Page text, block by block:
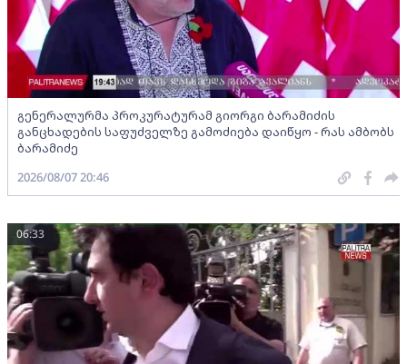
გენერალურმა პროკურატურამ გიორგი ბარამიძის
განცხადების საფუძველზე გამოძიება დაიწყო - რას ამბობს
ბარამიძე
2026/08/07 20:46
06:33